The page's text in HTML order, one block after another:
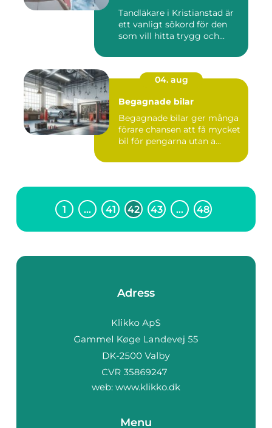
Tandläkare i Kristianstad är
ett vanligt sökord för den
som vill hitta trygg och...
04. aug
Begagnade bilar
Begagnade bilar ger många
förare chansen att få mycket
bil för pengarna utan a...
1 … 41 42 43 … 48
Adress
web: www.klikko.dk
Menu